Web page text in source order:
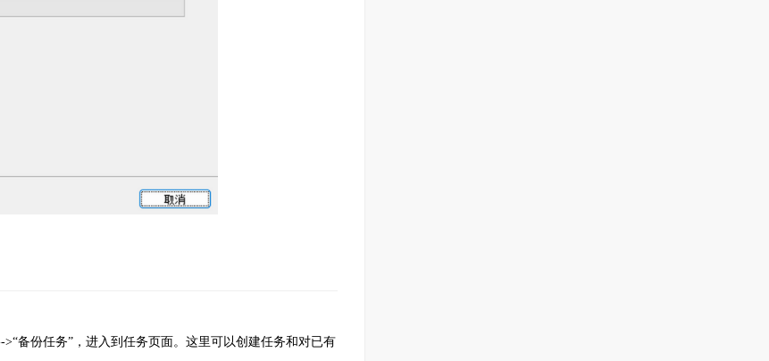
备份任务”，进入到任务页面。这里可以创建任务和对已有